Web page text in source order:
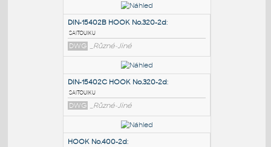
PODOBNÉ BLOKY:
DWG _Různé-Jiné